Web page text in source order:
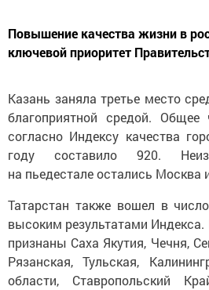
Повышение качества жизни в
ключевой приоритет
Казань заняла третье место
благоприятной средой. Общее
согласно Индексу качества
году составило 920.
на пьедестале остались Москва
Татарстан также вошел в
высоким результатами
признаны Саха Якутия, Чечня,
Рязанская, Тульская,
области, Ставропольский